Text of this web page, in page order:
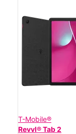
T-Mobile®
Revvl® Tab 2